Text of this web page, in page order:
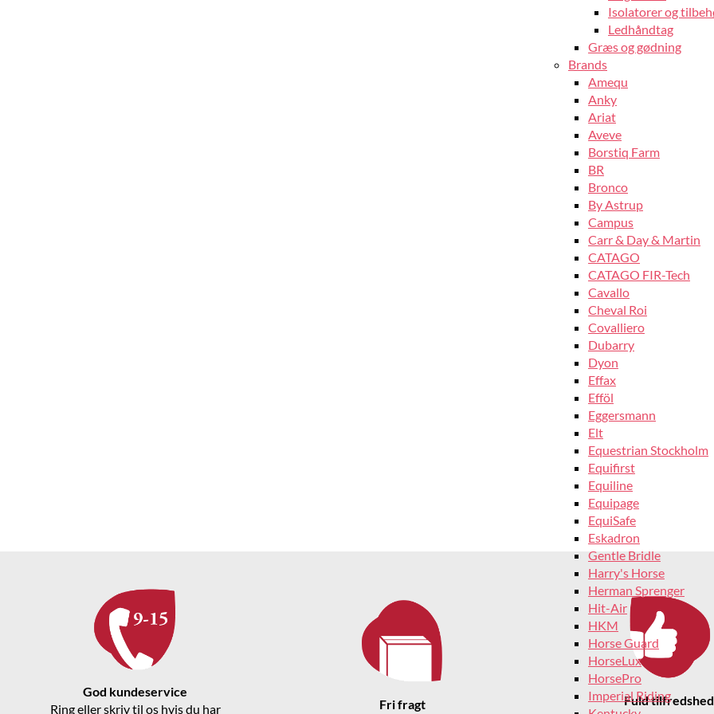
Isolatorer og
Ledhåndtag
Græs og gødning
Brands
Amequ
Anky
Ariat
Aveve
Borstiq Farm
BR
Bronco
By Astrup
Campus
Carr & Day & Martin
CATAGO
CATAGO FIR-Tech
Cavallo
Cheval Roi
Covalliero
Dubarry
Dyon
Effax
Efföl
Eggersmann
Elt
Equestrian Stockholm
Equifirst
Equiline
Equipage
EquiSafe
Eskadron
Gentle Bridle
Harry's Horse
Herman Sprenger
Hit-Air
HKM
Horse Guard
HorseLux
HorsePro
Imperial Riding
God kundeservice
Ring eller skriv til os hvis du har
Fri fragt
Fuld tilfredshed